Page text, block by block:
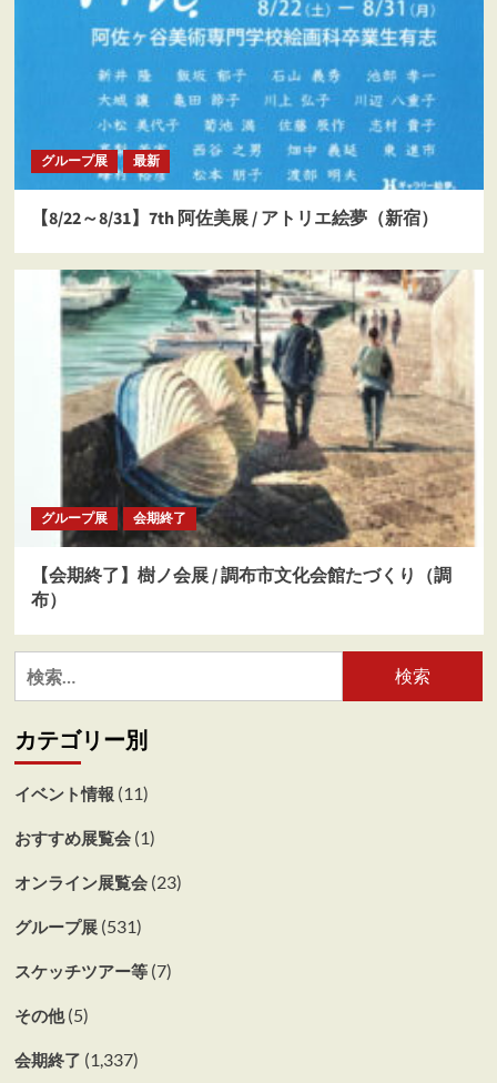
グループ展 最新
【8/22～8/31】7th 阿佐美展 / アトリエ絵夢（新宿）
グループ展 会期終了
【会期終了】樹ノ会展 / 調布市文化会館たづくり（調
布）
検
索:
カテゴリー別
イベント情報 (11)
おすすめ展覧会(1)
オンライン展覧会(23)
グループ展(531)
スケッチツアー等(7)
その他(5)
会期終了 (1,337)